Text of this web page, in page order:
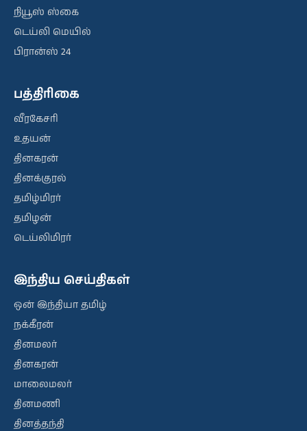
நியூஸ் ஸ்கை
டெய்லி மெயில்
பிரான்ஸ் 24
பத்திரிகை
வீரகேசரி
உதயன்
தினகரன்
தினக்குரல்
தமிழ்மிரர்
தமிழன்
டெய்லிமிரர்
இந்திய செய்திகள்
ஒன் இந்தியா தமிழ்
நக்கீரன்
தினமலர்
தினகரன்
மாலைமலர்
தினமணி
தினத்தந்தி